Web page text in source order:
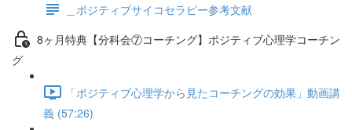
＿ポジティブサイコセラピー参考文献
8ヶ月特典【分科会⑦コーチング】ポジティブ心理学コーチン
グ
「ポジティブ心理学から見たコーチングの効果」動画講
義 (57:26)